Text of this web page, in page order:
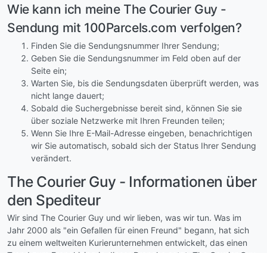
Wie kann ich meine The Courier Guy -
Sendung mit 100Parcels.com verfolgen?
Finden Sie die Sendungsnummer Ihrer Sendung;
Geben Sie die Sendungsnummer im Feld oben auf der
Seite ein;
Warten Sie, bis die Sendungsdaten überprüft werden, was
nicht lange dauert;
Sobald die Suchergebnisse bereit sind, können Sie sie
über soziale Netzwerke mit Ihren Freunden teilen;
Wenn Sie Ihre E-Mail-Adresse eingeben, benachrichtigen
wir Sie automatisch, sobald sich der Status Ihrer Sendung
verändert.
The Courier Guy - Informationen über
den Spediteur
Wir sind The Courier Guy und wir lieben, was wir tun. Was im
Jahr 2000 als "ein Gefallen für einen Freund" begann, hat sich
zu einem weltweiten Kurierunternehmen entwickelt, das einen